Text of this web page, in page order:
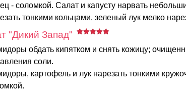
- соломкой. Салат и капусту нарвать
тонкими кольцами, зеленый лук мелко
"Дикий Запад"
обдать кипятком и снять кожицу;
соли.
картофель и лук нарезать тонкими